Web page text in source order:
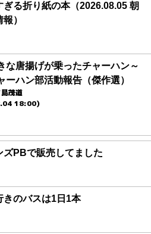
ぎる折り紙の本（2026.08.05 朝
）
な唐揚げが乗ったチャーハン～
ーハン部活動報告（傑作選）
茂道
18:00)
ズPBで販売してました
きのバスは1日1本